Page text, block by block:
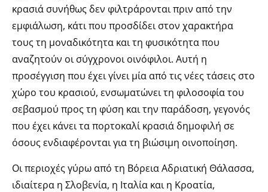
κρασιά συνήθως δεν φιλτράρονται πριν από την
εμφιάλωση, κάτι που προσδίδει στον χαρακτήρα
τους τη μοναδικότητα και τη φυσικότητα που
αναζητούν οι σύγχρονοι οινόφιλοι. Αυτή η
προσέγγιση που έχει γίνει μία από τις νέες τάσεις στο
χώρο του κρασιού, ενσωματώνει τη φιλοσοφία του
σεβασμού προς τη φύση και την παράδοση, γεγονός
που έχει κάνει τα πορτοκαλί κρασιά δημοφιλή σε
όσους ενδιαφέρονται για τη βιώσιμη οινοποίηση.
Οι περιοχές γύρω από τη Βόρεια Αδριατική Θάλασσα,
ιδιαίτερα η Σλοβενία, η Ιταλία και η Κροατία,